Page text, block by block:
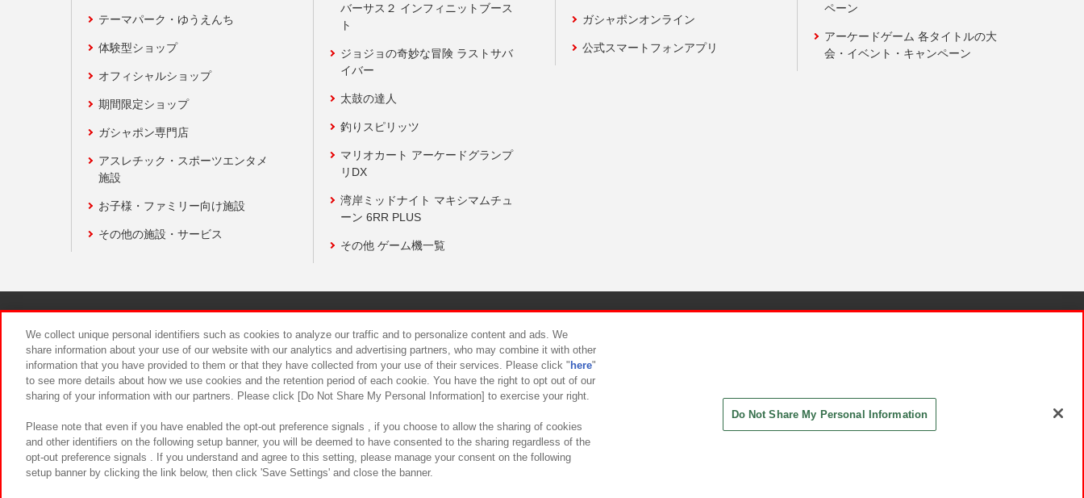
テーマパーク・ゆうえんち
体験型ショップ
オフィシャルショップ
期間限定ショップ
ガシャポン専門店
アスレチック・スポーツエンタメ
施設
お子様・ファミリー向け施設
その他の施設・サービス
バーサス２ インフィニットブース
ト
ジョジョの奇妙な冒険 ラストサバ
イバー
太鼓の達人
釣りスピリッツ
マリオカート アーケードグランプ
リDX
湾岸ミッドナイト マキシマムチュ
ーン 6RR PLUS
その他 ゲーム機一覧
ガシャポンオンライン
公式スマートフォンアプリ
ペーン
アーケードゲーム 各タイトルの大
会・イベント・キャンペーン
食品のご提供について カスタマーハラスメント対応方針
We collect unique personal identifiers such as cookies to analyze our traffic and to personalize content and ads. We
share information about your use of our website with our analytics and advertising partners, who may combine it with other
information that you have provided to them or that they have collected from your use of their services. Please click " here"
to see more details about how we use cookies and the retention period of each cookie. You have the right to opt out of our
sharing of your information with our partners. Please click [Do Not Share My Personal Information] to exercise your right.
Please note that even if you have enabled the opt-out preference signals , if you choose to allow the sharing of cookies
and other identifiers on the following setup banner, you will be deemed to have consented to the sharing regardless of the
opt-out preference signals . If you understand and agree to this setting, please manage your consent on the following
setup banner by clicking the link below, then click 'Save Settings' and close the banner.
Do Not Share My Personal Information